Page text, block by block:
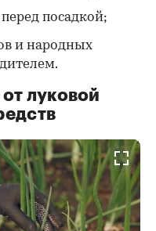
посадкой;
и народных
луковой